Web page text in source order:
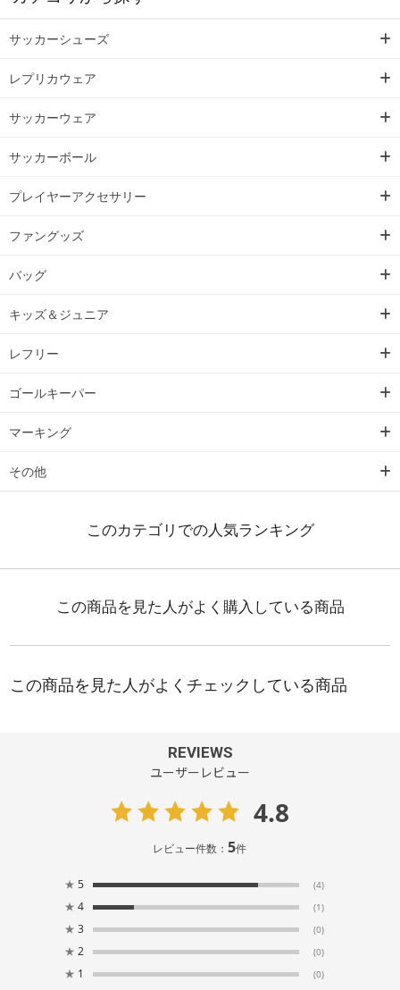
サッカーシューズ
レプリカウェア
サッカーウェア
サッカーボール
プレイヤーアクセサリー
ファングッズ
バッグ
キッズ＆ジュニア
レフリー
ゴールキーパー
マーキング
その他
REVIEWS
ユーザーレビュー
4.8
レビュー件数：5件
★ 5 (4)
★ 4 (1)
★ 3 (0)
★ 2 (0)
★ 1 (0)